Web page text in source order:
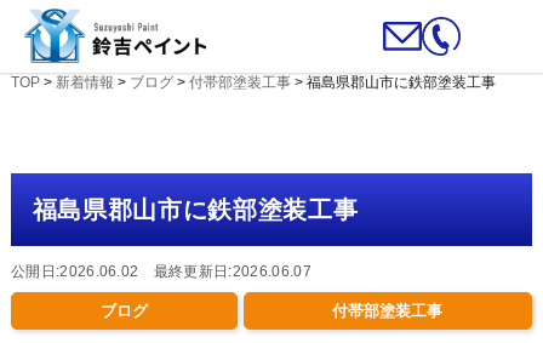
TOP> 新着情報 > ブログ> 付帯部塗装工事> 福島県郡山市に鉄部塗装工事
福島県郡山市に鉄部塗装工事
公開日:2026.06.02 最終更新日:2026.06.07
ブログ 付帯部塗装工事